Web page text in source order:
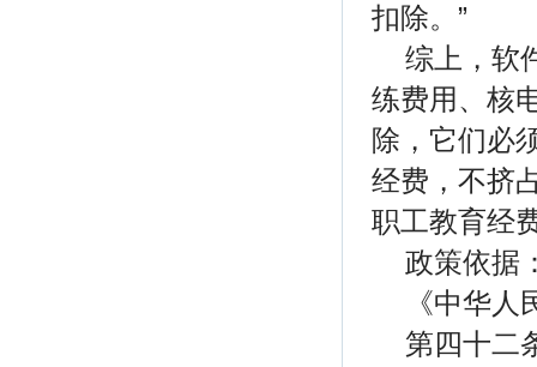
扣除。”
综上，软
练费用、核
除，它们必
经费，不挤
职工教育经
政策依据
《中华
第四十二